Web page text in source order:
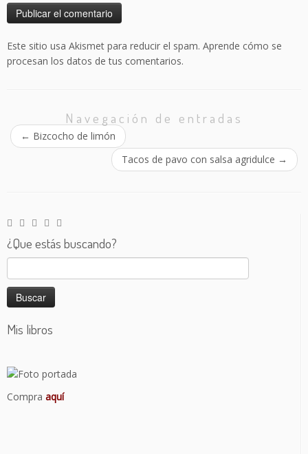
Este sitio usa Akismet para reducir el spam. Aprende cómo se
procesan los datos de tus comentarios.
Navegación de entradas
← Bizcocho de limón
Tacos de pavo con salsa agridulce →
¿Que estás buscando?
Mis libros
Compra aquí